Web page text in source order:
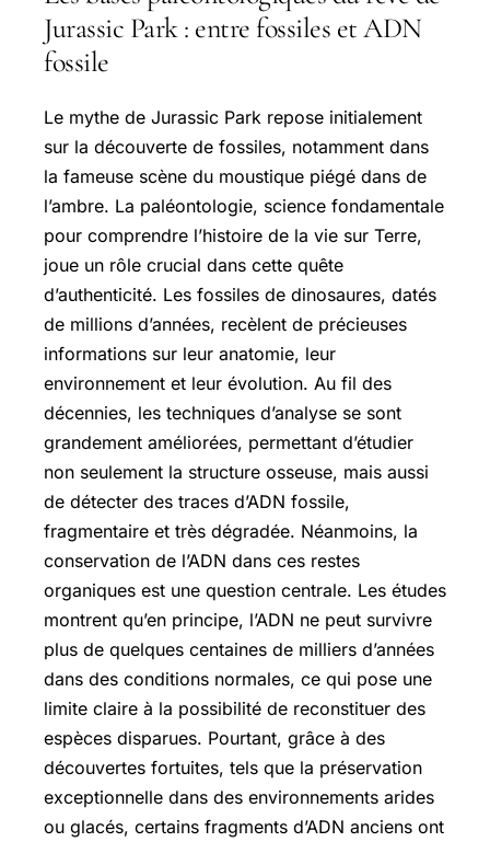
Jurassic Park : entre fossiles et ADN
fossile
Le mythe de Jurassic Park repose initialement
sur la découverte de fossiles, notamment dans
la fameuse scène du moustique piégé dans de
l’ambre. La paléontologie, science fondamentale
pour comprendre l’histoire de la vie sur Terre,
joue un rôle crucial dans cette quête
d’authenticité. Les fossiles de dinosaures, datés
de millions d’années, recèlent de précieuses
informations sur leur anatomie, leur
environnement et leur évolution. Au fil des
décennies, les techniques d’analyse se sont
grandement améliorées, permettant d’étudier
non seulement la structure osseuse, mais aussi
de détecter des traces d’ADN fossile,
fragmentaire et très dégradée. Néanmoins, la
conservation de l’ADN dans ces restes
organiques est une question centrale. Les études
montrent qu’en principe, l’ADN ne peut survivre
plus de quelques centaines de milliers d’années
dans des conditions normales, ce qui pose une
limite claire à la possibilité de reconstituer des
espèces disparues. Pourtant, grâce à des
découvertes fortuites, tels que la préservation
exceptionnelle dans des environnements arides
ou glacés, certains fragments d’ADN anciens ont